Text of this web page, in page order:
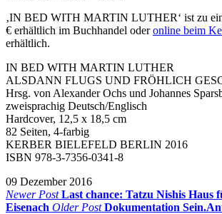
‚IN BED WITH MARTIN LUTHER‘ ist zu
€ erhältlich im Buchhandel oderonline beim
erhältlich.
IN BED WITH MARTIN LUTHER
ALSDANN FLUGS UND FRÖHLICH
Hrsg. von Alexander Ochs und Johannes
zweisprachig Deutsch/Englisch
Hardcover, 12,5 x 18,5 cm
82 Seiten, 4-farbig
KERBER BIELEFELD BERLIN 2016
ISBN 978-3-7356-0341-8
09 Dezember 2016
Newer Post Last chance: Tatzu Nishis Haus
Eisenach Older Post Dokumentation